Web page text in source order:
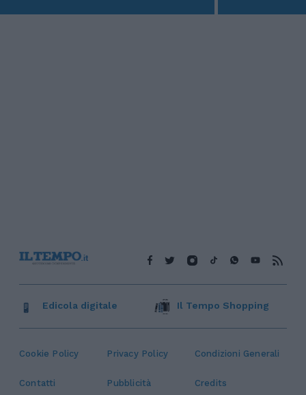
Cookie Policy Privacy Policy Condizioni Generali
Contatti Pubblicità Credits
Edicola digitale Il Tempo Shopping